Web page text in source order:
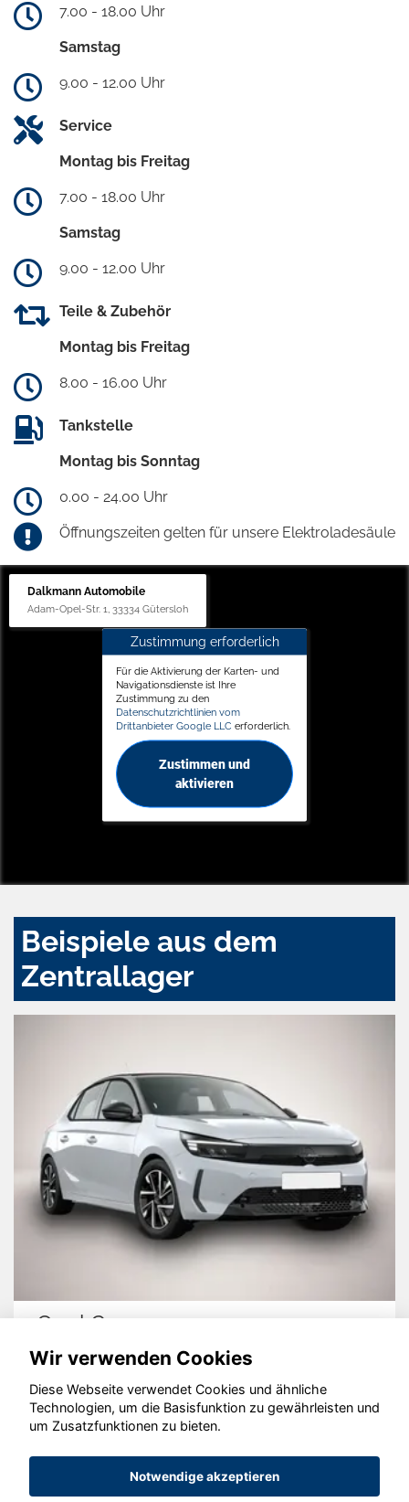
7.00 - 18.00 Uhr
Samstag
9.00 - 12.00 Uhr
Service
Montag bis Freitag
7.00 - 18.00 Uhr
Samstag
9.00 - 12.00 Uhr
Teile & Zubehör
Montag bis Freitag
8.00 - 16.00 Uhr
Tankstelle
Montag bis Sonntag
0.00 - 24.00 Uhr
Öffnungszeiten gelten für unsere Elektroladesäule
Dalkmann Automobile
Adam-Opel-Str. 1, 33334 Gütersloh
Zustimmung erforderlich
Für die Aktivierung der Karten- und
Navigationsdienste ist Ihre
Zustimmung zu den
Datenschutzrichtlinien vom
Drittanbieter Google LLC erforderlich.
Zustimmen und
aktivieren
Beispiele aus dem
Zentrallager
Opel Corsa
© konjunkturmotor.de GmbH 2020 - 2026
Wir verwenden Cookies
Diese Webseite verwendet Cookies und ähnliche
Technologien, um die Basisfunktion zu gewährleisten und
um Zusatzfunktionen zu bieten.
Notwendige akzeptieren